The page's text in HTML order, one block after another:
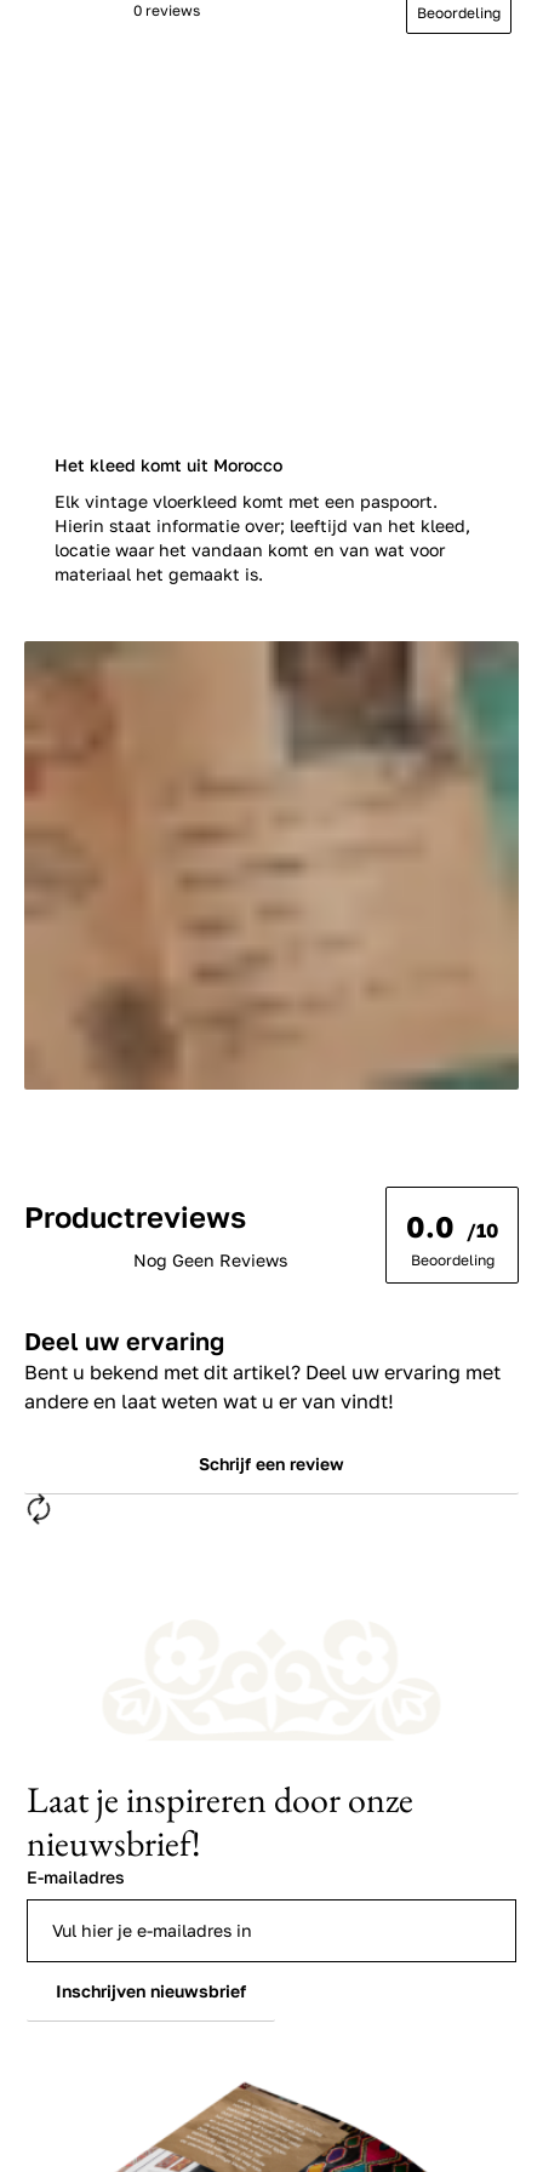
Het kleed komt uit Morocco
Elk vintage vloerkleed komt met een paspoort.
Hierin staat informatie over; leeftijd van het kleed,
locatie waar het vandaan komt en van wat voor
materiaal het gemaakt is.
0 reviews Beoordeling
Productreviews
Nog Geen Reviews
0.0 /10
Beoordeling
Deel uw ervaring
Bent u bekend met dit artikel? Deel uw ervaring met
andere en laat weten wat u er van vindt!
Schrijf een review
Laat je inspireren door onze
nieuwsbrief!
E-mailadres
Inschrijven nieuwsbrief